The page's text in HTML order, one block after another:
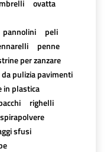
ovatta
pannolini
peli
penne
per zanzare
pulizia pavimenti
in plastica
righelli
sfusi